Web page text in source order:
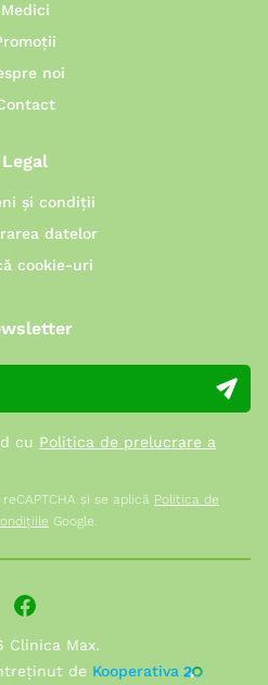
Medici
noi
Legal
și condiții
datelor
cookie-uri
cu Politica de prelucrare a
și se aplică Politica de
Google.
Clinica Max.
de Kooperativa